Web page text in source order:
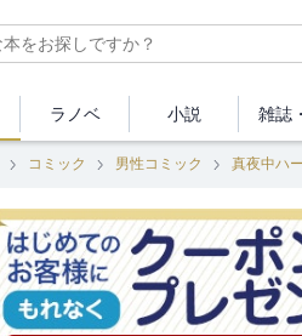
ラノベ 小説 雑誌・
コミック 男性コミック 真夜中ハ